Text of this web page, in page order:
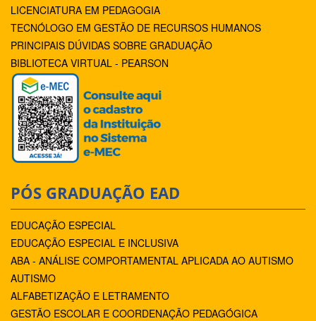
LICENCIATURA EM PEDAGOGIA
TECNÓLOGO EM GESTÃO DE RECURSOS HUMANOS
PRINCIPAIS DÚVIDAS SOBRE GRADUAÇÃO
BIBLIOTECA VIRTUAL - PEARSON
PÓS GRADUAÇÃO EAD
EDUCAÇÃO ESPECIAL
EDUCAÇÃO ESPECIAL E INCLUSIVA
ABA - ANÁLISE COMPORTAMENTAL APLICADA AO AUTISMO
AUTISMO
ALFABETIZAÇÃO E LETRAMENTO
GESTÃO ESCOLAR E COORDENAÇÃO PEDAGÓGICA